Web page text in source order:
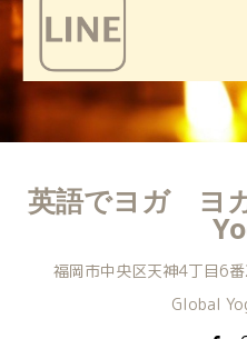
英語でヨガ ヨ
福岡市中央区天神4丁目6
Global